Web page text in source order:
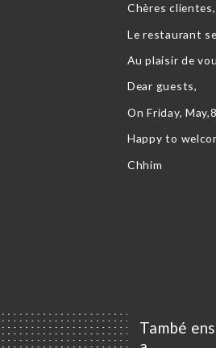
Chères
Le restaurant
Au plaisir de
Dear guests,
On Friday,
Happy to
Chhim
També